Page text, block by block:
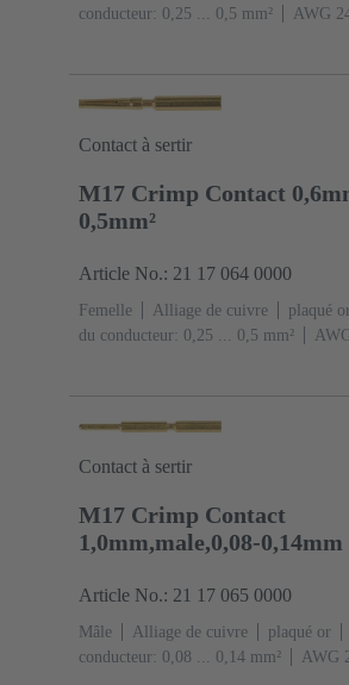
conducteur: 0,25 ... 0,5 mm²
AWG
Contact à sertir
M17 Crimp Contact
0,5mm²
Article No.: 21 17 064 0000
Femelle Alliage de cuivre plaqué
du conducteur: 0,25 ... 0,5 mm²
Contact à sertir
M17 Crimp Contact
1,0mm,male,0,08-0,14mm
Article No.: 21 17 065 0000
Mâle Alliage de cuivre plaqué or
conducteur: 0,08 ... 0,14 mm²
AWG